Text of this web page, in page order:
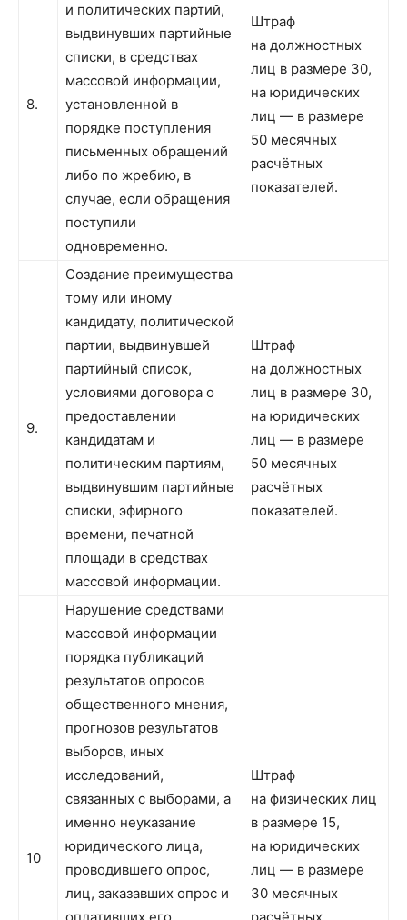
8.
и политических партий,
выдвинувших партийные
списки, в средствах
массовой информации,
установленной в
порядке поступления
письменных обращений
либо по жребию, в
случае, если обращения
поступили
одновременно.
Штраф
на должностных
лиц в размере 30,
на юридических
лиц — в размере
50 месячных
расчётных
показателей.
9.
Создание преимущества
тому или иному
кандидату, политической
партии, выдвинувшей
партийный список,
условиями договора о
предоставлении
кандидатам и
политическим партиям,
выдвинувшим партийные
списки, эфирного
времени, печатной
площади в средствах
массовой информации.
Штраф
на должностных
лиц в размере 30,
на юридических
лиц — в размере
50 месячных
расчётных
показателей.
10
Нарушение средствами
массовой информации
порядка публикаций
результатов опросов
общественного мнения,
прогнозов результатов
выборов, иных
исследований,
связанных с выборами, а
именно неуказание
юридического лица,
проводившего опрос,
лиц, заказавших опрос и
Штраф
на физических лиц
в размере 15,
на юридических
лиц — в размере
30 месячных